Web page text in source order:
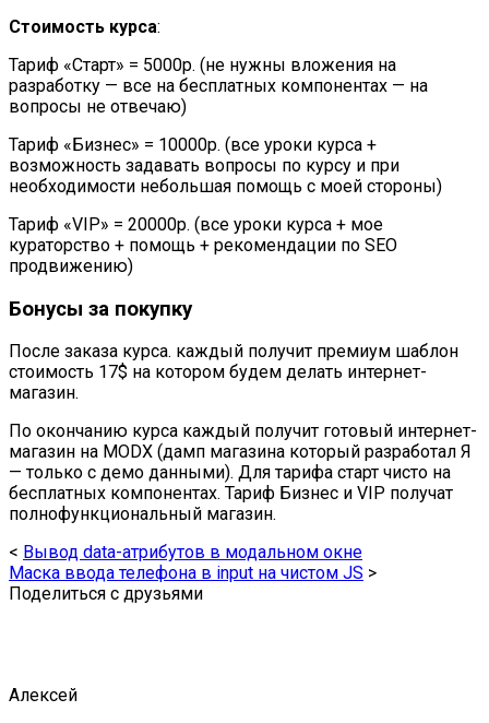
Стоимость курса:
Тариф «Старт» = 5000р. (не нужны вложения на
разработку — все на бесплатных компонентах — на
вопросы не отвечаю)
Тариф «Бизнес» = 10000р. (все уроки курса +
возможность задавать вопросы по курсу и при
необходимости небольшая помощь с моей стороны)
Тариф «VIP» = 20000р. (все уроки курса + мое
кураторство + помощь + рекомендации по SEO
продвижению)
Бонусы за покупку
После заказа курса. каждый получит премиум шаблон
стоимость 17$ на котором будем делать интернет-
магазин.
По окончанию курса каждый получит готовый интернет-
магазин на MODX (дамп магазина который разработал Я
— только с демо данными). Для тарифа старт чисто на
бесплатных компонентах. Тариф Бизнес и VIP получат
полнофункциональный магазин.
< Вывод data-атрибутов в модальном окне
Маска ввода телефона в input на чистом JS >
Поделиться с друзьями
Алексей